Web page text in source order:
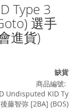
Type 3
選手
進貨)
缺貨
商品編號
Undisputed KID Ty
藤智弥 [2BA] (BOS)